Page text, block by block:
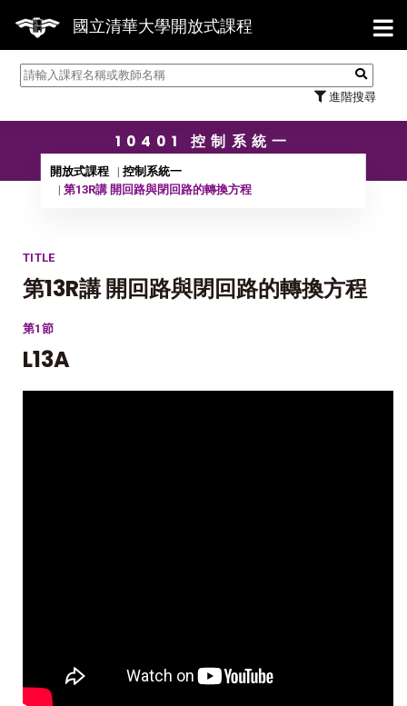
國立清華大學開放式課程
進階搜尋
【
10401 控制系統一
開放式課程
控制系統一
第13R講 開回路與閉回路的轉換方程
TITLE
第13R講 開回路與閉回路的轉換方程
第1節
L13A